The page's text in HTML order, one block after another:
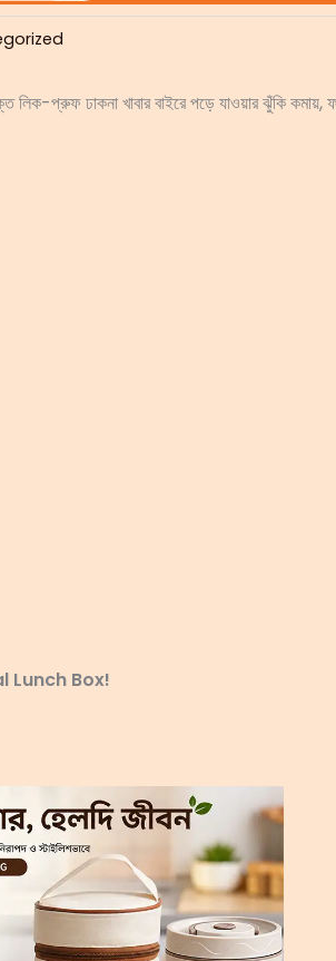
প্রুফ ঢাকনা খাবার বাইরে পড়ে যাওয়ার ঝুঁকি কমায়,
Lunch Box!